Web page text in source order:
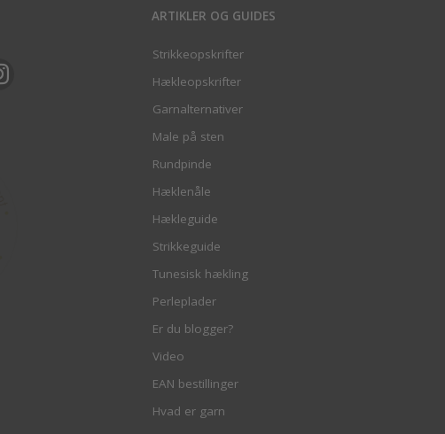
ARTIKLER OG GUIDES
Strikkeopskrifter
Hækleopskrifter
Garnalternativer
Male på sten
Rundpinde
Hæklenåle
Hækleguide
Strikkeguide
Tunesisk hækling
Perleplader
Er du blogger?
Video
EAN bestillinger
Hvad er garn